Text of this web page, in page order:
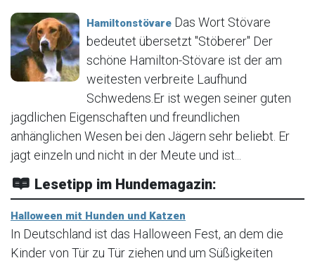
Hamiltonstövare Das Wort Stövare
bedeutet übersetzt "Stöberer" Der
schöne Hamilton-Stövare ist der am
weitesten verbreite Laufhund
Schwedens.Er ist wegen seiner guten
jagdlichen Eigenschaften und freundlichen
anhänglichen Wesen bei den Jägern sehr beliebt. Er
jagt einzeln und nicht in der Meute und ist...
Lesetipp im Hundemagazin:
Halloween mit Hunden und Katzen
In Deutschland ist das Halloween Fest, an dem die
Kinder von Tür zu Tür ziehen und um Süßigkeiten